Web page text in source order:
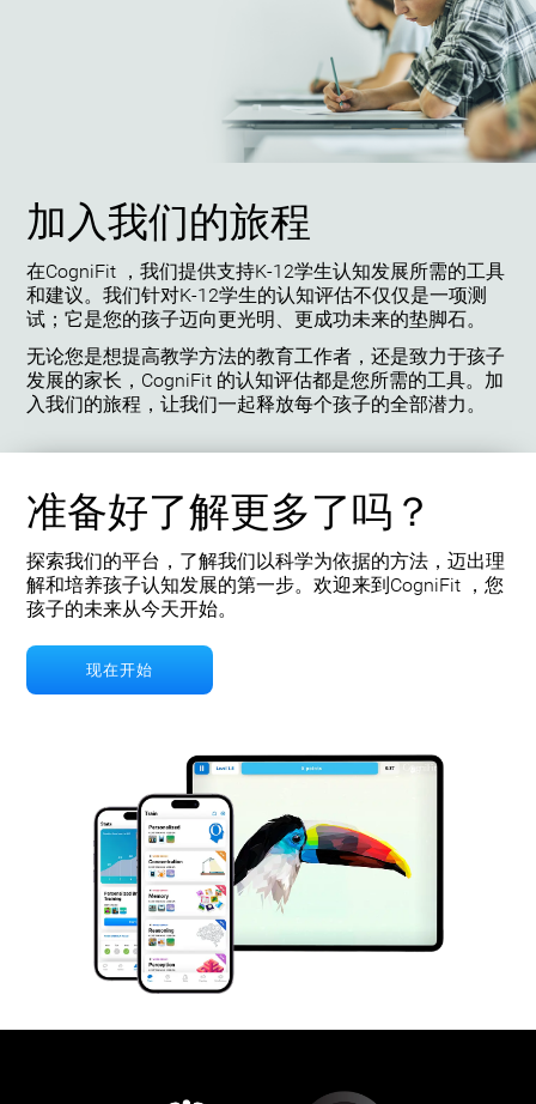
加入我们的旅程
在CogniFit ，我们提供支持K-12学生认知发展所需的工具
和建议。我们针对K-12学生的认知评估不仅仅是一项测
试；它是您的孩子迈向更光明、更成功未来的垫脚石。
无论您是想提高教学方法的教育工作者，还是致力于孩子
发展的家长，CogniFit 的认知评估都是您所需的工具。加
入我们的旅程，让我们一起释放每个孩子的全部潜力。
准备好了解更多了吗？
探索我们的平台，了解我们以科学为依据的方法，迈出理
解和培养孩子认知发展的第一步。欢迎来到CogniFit ，您
孩子的未来从今天开始。
现在开始